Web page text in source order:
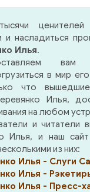
ценителей
и насладиться
Илья.
вам
в мир
что
Илья,
на любом
и читатели
Илья, и наш
из них:
Илья - Слуги
Илья -
Илья - Пресс-